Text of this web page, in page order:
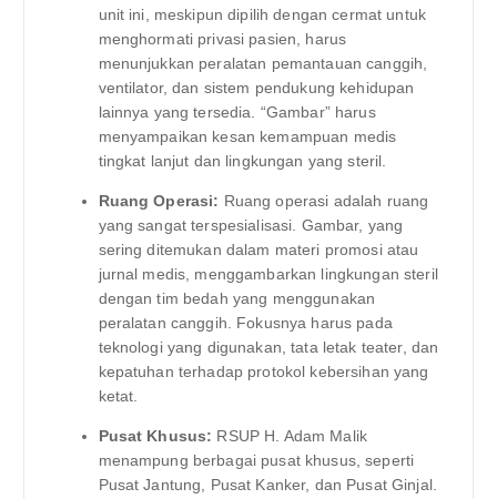
unit ini, meskipun dipilih dengan cermat untuk
menghormati privasi pasien, harus
menunjukkan peralatan pemantauan canggih,
ventilator, dan sistem pendukung kehidupan
lainnya yang tersedia. “Gambar” harus
menyampaikan kesan kemampuan medis
tingkat lanjut dan lingkungan yang steril.
Ruang Operasi: Ruang operasi adalah ruang
yang sangat terspesialisasi. Gambar, yang
sering ditemukan dalam materi promosi atau
jurnal medis, menggambarkan lingkungan steril
dengan tim bedah yang menggunakan
peralatan canggih. Fokusnya harus pada
teknologi yang digunakan, tata letak teater, dan
kepatuhan terhadap protokol kebersihan yang
ketat.
Pusat Khusus: RSUP H. Adam Malik
menampung berbagai pusat khusus, seperti
Pusat Jantung, Pusat Kanker, dan Pusat Ginjal.